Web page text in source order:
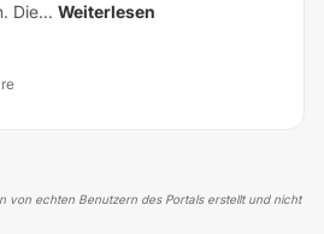
Die... Weiterlesen
von echten Benutzern des Portals erstellt und nicht